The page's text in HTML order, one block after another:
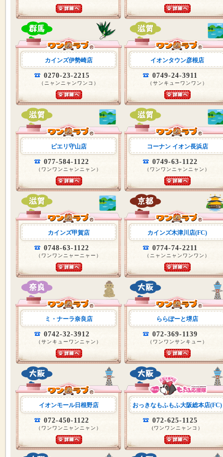
カインズ伊勢崎店
0270-23-2215
（ニャンニャンワンコ）
イオンタウン彦根店
0749-24-3911
（サンキューワンワン）
ピエリ守山店
077-584-1122
（ワンワンニャンニャン）
コーナン イオン長浜店
0749-63-1122
（ワンワンニャンニャン）
カインズ甲賀店
0748-63-1122
（ワンワンニャーニャー）
カインズ木津川店(FC)
0774-74-2211
（ニャンニャンワンワン）
ミ・ナーラ奈良店
0742-32-3912
（サンキューワンニャン）
ららぽーと堺店
072-369-1139
（ワンワンサンキュー）
イオンモール日根野店
072-450-1122
（ワンワンニャンニャン）
おっきなもふもふ大阪総本店(FC)
072-625-1125
(ワンワンニャンコ）